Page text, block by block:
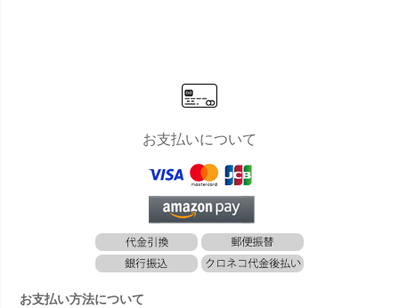
お支払いについて
お支払い方法について